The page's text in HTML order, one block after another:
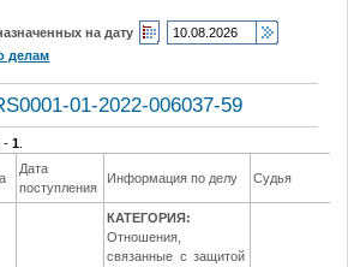
на дату
делам
01-2022-006037-59
-1
Дата
поступления
Информация по делу Судья
КАТЕГОРИЯ:
Отношения,
связанные с защитой